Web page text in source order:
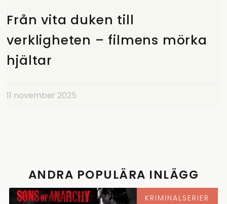
Från vita duken till
verkligheten – filmens mörka
hjältar
11 november 2025
ANDRA POPULÄRA INLÄGG
KRIMINALSERIER